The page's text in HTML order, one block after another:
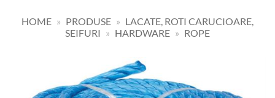
HOME » PRODUSE » LACATE, ROTI CARUCIOARE,
SEIFURI » HARDWARE » ROPE